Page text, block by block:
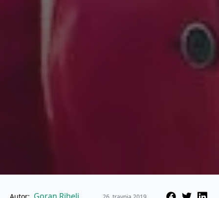
Autor: Goran Rihelj